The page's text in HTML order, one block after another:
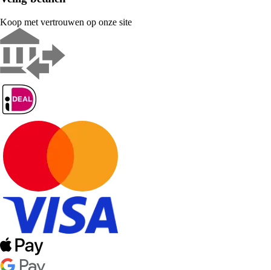
Koop met vertrouwen op onze site